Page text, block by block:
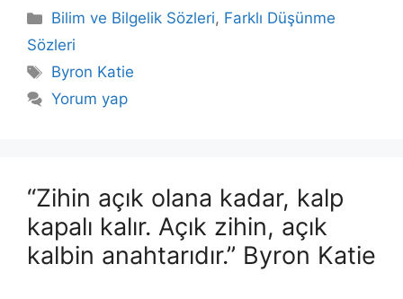
Kategoriler
Bilim ve Bilgelik Sözleri, Farklı Düşünme
Sözleri
Etiketler
Byron Katie
Yorum yap
“Zihin açık olana kadar, kalp
kapalı kalır. Açık zihin, açık
kalbin anahtarıdır.” Byron Katie